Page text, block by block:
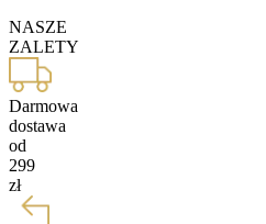
NASZE
ZALETY
Darmowa
dostawa
od
299
zł